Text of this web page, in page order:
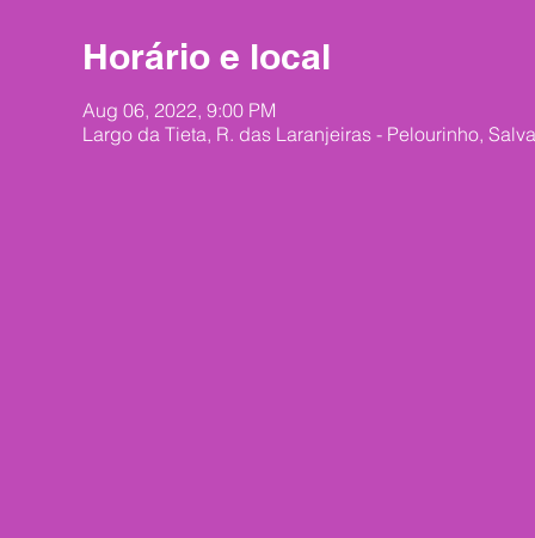
Horário e local
Aug 06, 2022, 9:00 PM
Largo da Tieta, R. das Laranjeiras - Pelourinho,